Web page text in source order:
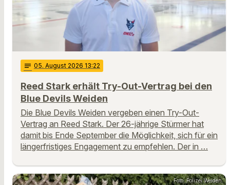
notes 05. August 2026 13:22
Reed Stark erhält Try-Out-Vertrag bei den
Blue Devils Weiden
Die Blue Devils Weiden vergeben einen Try-Out-
Vertrag an Reed Stark. Der 26-jährige Stürmer hat
damit bis Ende September die Möglichkeit, sich für ein
längerfristiges Engagement zu empfehlen. Der in …
Foto: Polizei Weiden